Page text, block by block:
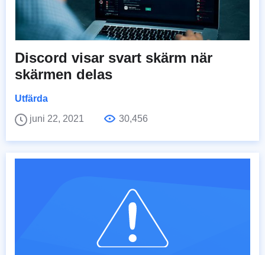
Discord visar svart skärm när
skärmen delas
Utfärda
juni 22, 2021
30,456